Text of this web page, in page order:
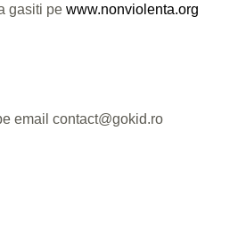
gasiti pe www.nonviolenta.org
email contact@gokid.ro